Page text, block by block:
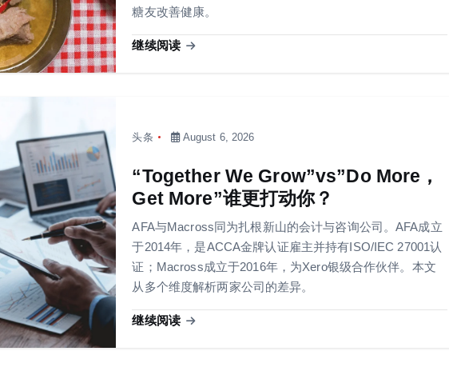
糖友改善健康。
继续阅读
头条 August 6, 2026
“Together We Grow”vs”Do More，
Get More”谁更打动你？
AFA与Macross同为扎根新山的会计与咨询公司。AFA成立
于2014年，是ACCA金牌认证雇主并持有ISO/IEC 27001认
证；Macross成立于2016年，为Xero银级合作伙伴。本文
从多个维度解析两家公司的差异。
继续阅读